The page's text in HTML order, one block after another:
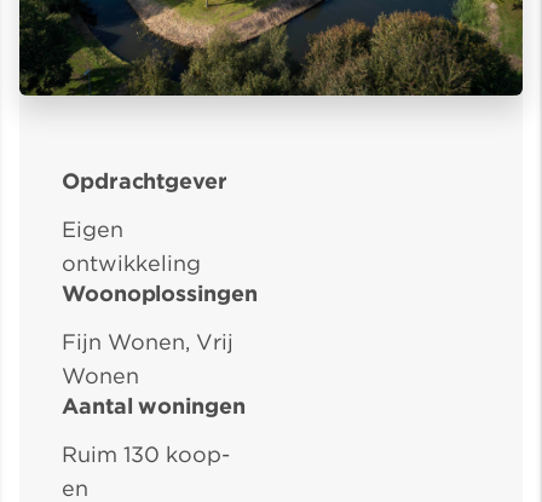
Opdrachtgever
Eigen
ontwikkeling
Woonoplossingen
Fijn Wonen, Vrij
Wonen
Aantal woningen
Ruim 130 koop-
en